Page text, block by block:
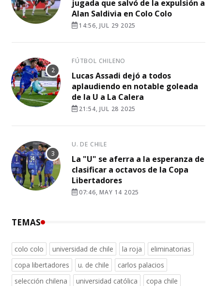
jugada que salvó de la expulsión a
Alan Saldivia en Colo Colo
14:56, JUL 29 2025
FÚTBOL CHILENO
Lucas Assadi dejó a todos
aplaudiendo en notable goleada
de la U a La Calera
21:54, JUL 28 2025
U. DE CHILE
La "U" se aferra a la esperanza de
clasificar a octavos de la Copa
Libertadores
07:46, MAY 14 2025
TEMAS
colo colo universidad de chile la roja
eliminatorias
copa libertadores
u. de chile
carlos palacios
selección chilena
universidad católica
copa chile